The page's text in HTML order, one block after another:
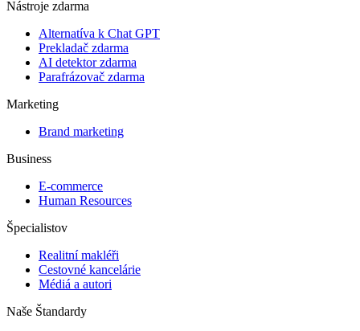
Nástroje zdarma
Alternatíva k Chat GPT
Prekladač zdarma
AI detektor zdarma
Parafrázovač zdarma
Marketing
Brand marketing
Business
E-commerce
Human Resources
Špecialistov
Realitní makléři
Cestovné kancelárie
Médiá a autori
Naše Štandardy